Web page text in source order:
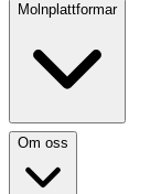
Molnplattformar
Om oss